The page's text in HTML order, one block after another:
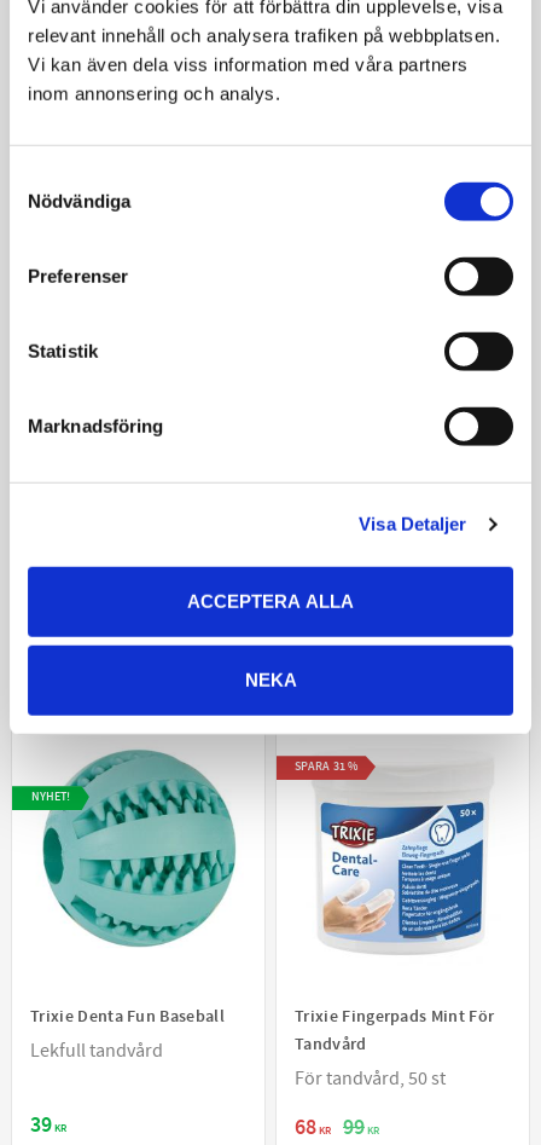
Vi använder cookies för att förbättra din upplevelse, visa
relevant innehåll och analysera trafiken på webbplatsen.
Vi kan även dela viss information med våra partners
inom annonsering och analys.
Selection
Nödvändiga
Preferenser
Statistik
Marknadsföring
Visa Detaljer
ACCEPTERA ALLA
NEKA
Petosan Tandborste
Dubbelsidig
99KR
VÄLJ VARIANT
Petosan Tandkräm
För hund
KÖP
Petosan Ultimate Dental Kit
munhygien
Purina Dentalife
Tuggpinne för att bevara
25
Trixie Denta Fun Baseball
Lekfull tandvård
39KR
NYHET!
Trixie Fingerpads Mint För
Tandvård
För tandvård, 50 st
68KR 99KR
SPARA 31%